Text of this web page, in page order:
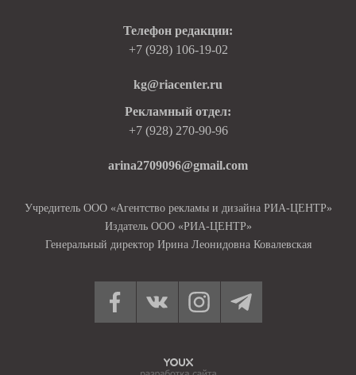
Телефон редакции:
+7 (928) 106-19-02
kg@riacenter.ru
Рекламный отдел:
+7 (928) 270-90-96
arina2709096@gmail.com
Учредитель ООО «Агентство рекламы и дизайна РИА-ЦЕНТР»
Издатель ООО «РИА-ЦЕНТР»
Генеральный директор Ирина Леонидовна Ковалевская